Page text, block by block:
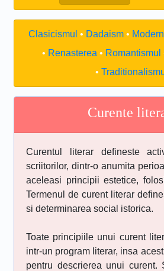
Clasicismul Dadaism
Renasterea
Romantismul
Curente
Curentul literar defineste
scriitorilor, dintr-o anumita
aceleasi principii estetice,
Termenul de curent literar
si determinarea social istorica.
Toate principiile unui curent
intr-un program literar, insa
pentru descrierea unui curent.